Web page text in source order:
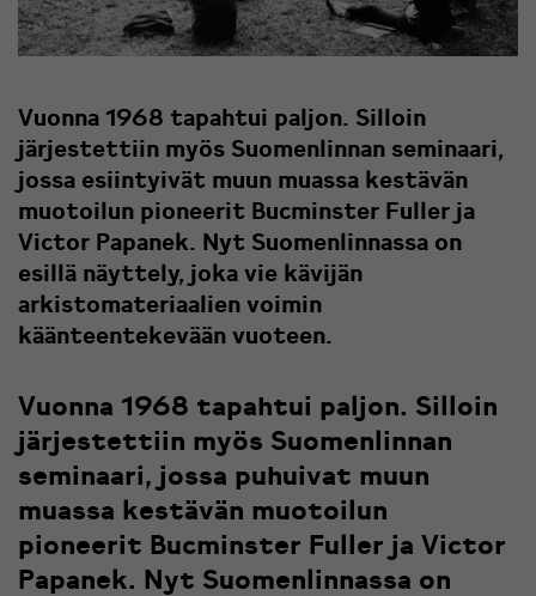
Vuonna 1968 tapahtui paljon. Silloin
järjestettiin myös Suomenlinnan seminaari,
jossa esiintyivät muun muassa kestävän
muotoilun pioneerit Bucminster Fuller ja
Victor Papanek. Nyt Suomenlinnassa on
esillä näyttely, joka vie kävijän
arkistomateriaalien voimin
käänteentekevään vuoteen.
Vuonna 1968 tapahtui paljon. Silloin
järjestettiin myös Suomenlinnan
seminaari, jossa puhuivat muun
muassa kestävän muotoilun
pioneerit Bucminster Fuller ja Victor
Papanek. Nyt Suomenlinnassa on